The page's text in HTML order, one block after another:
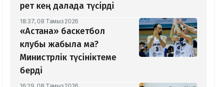
рет кең далада түсірді
18:37, 08 Тамыз 2026
«Астана» баскетбол
клубы жабыла ма?
Министрлік түсініктеме
берді